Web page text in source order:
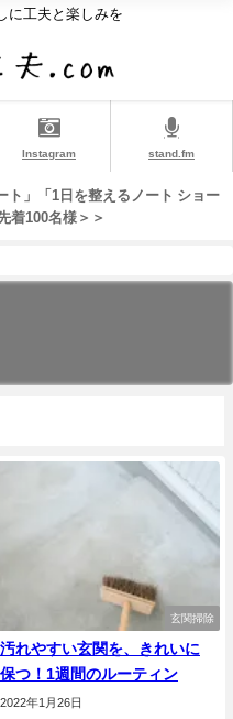
工夫と楽しみを
Instagram stand.fm
ト」「1日を整えるノート ショー
着100名様＞＞
玄関掃除
汚れやすい玄関を、きれいに
保つ！1週間のルーティン
2022年1月26日